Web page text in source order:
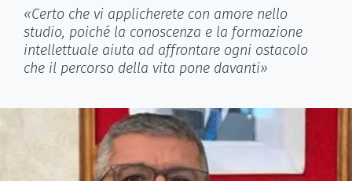
«Certo che vi applicherete con amore nello
studio, poiché la conoscenza e la formazione
intellettuale aiuta ad affrontare ogni ostacolo
che il percorso della vita pone davanti»